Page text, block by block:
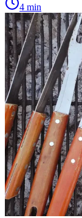
4 min